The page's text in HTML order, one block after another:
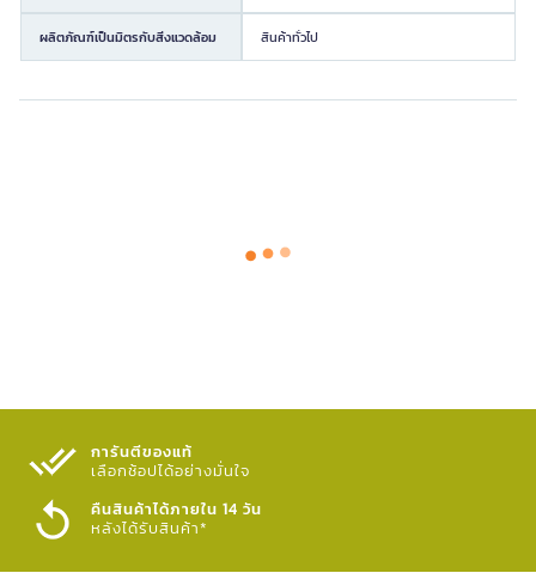
ผลิตภัณฑ์เป็นมิตรกับสิ่งแวดล้อม สินค้าทั่วไป
การันตีของแท้
เลือกช้อปได้อย่างมั่นใจ​
คืนสินค้าได้ภายใน 14 วัน
หลังได้รับสินค้า*